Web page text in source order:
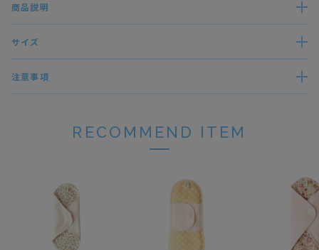
商品説明
サイズ
注意事項
RECOMMEND ITEM